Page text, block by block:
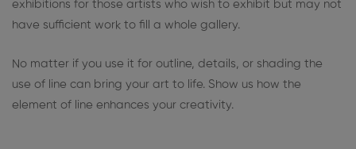
exhibitions for those artists who wish to exhibit but may not
have sufficient work to fill a whole gallery.
No matter if you use it for outline, details, or shading the
use of line can bring your art to life. Show us how the
element of line enhances your creativity.